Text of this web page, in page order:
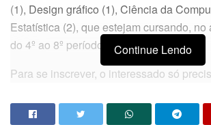
(1), Design gráfico (1), Ciência da
Estatística (2), que estejam cursando, no
do 4º ao 8º período.
Para se inscrever, o interessado só
inscrição. A confirmação da inscrição
Continue Lendo